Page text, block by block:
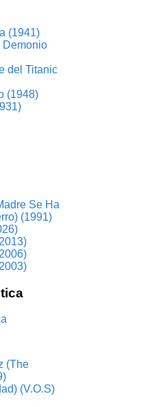
(1941)
Demonio
del Titanic
(1948)
Se Ha
(1991)
(The
(V.O.S)